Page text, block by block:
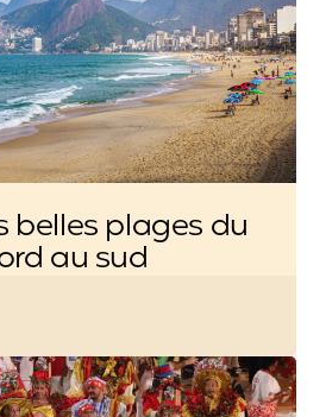
belles plages du
au sud